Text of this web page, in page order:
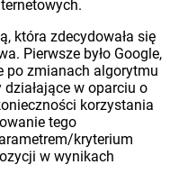
która zdecydowała się
Pierwsze było Google,
po zmianach algorytmu
w oparciu o
korzystania
tego
kryterium
w wynikach